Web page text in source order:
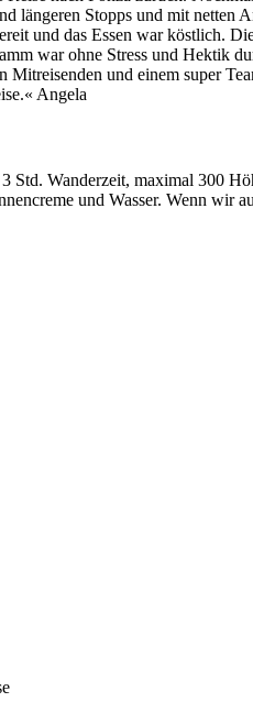
längeren Stopps und mit
und das Essen war köstlich.
war ohne Stress und Hektik
Mitreisenden und einem super
Angela
Std. Wanderzeit, maximal 300
und Wasser. Wenn